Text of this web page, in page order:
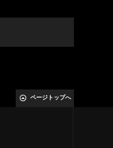
ページトップへ